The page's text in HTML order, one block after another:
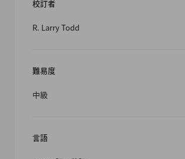
校訂者
R. Larry Todd
難易度
中級
言語